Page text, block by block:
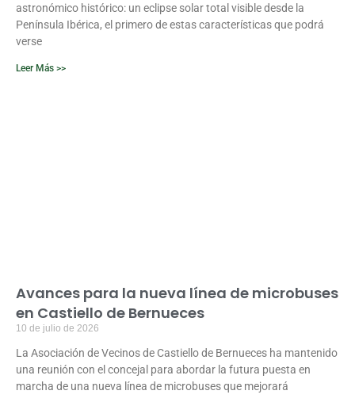
astronómico histórico: un eclipse solar total visible desde la
Península Ibérica, el primero de estas características que podrá
verse
Leer Más >>
Avances para la nueva línea de microbuses
en Castiello de Bernueces
10 de julio de 2026
La Asociación de Vecinos de Castiello de Bernueces ha mantenido
una reunión con el concejal para abordar la futura puesta en
marcha de una nueva línea de microbuses que mejorará